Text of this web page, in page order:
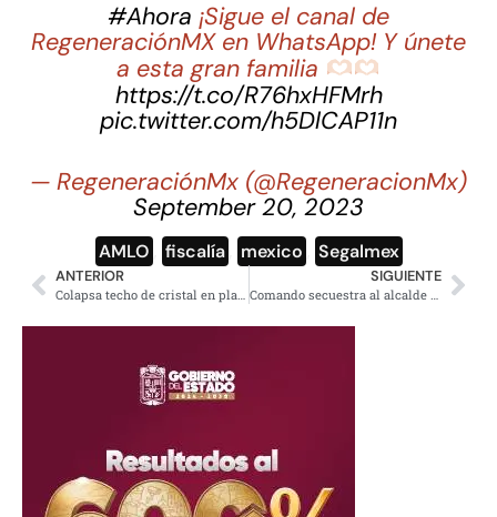
#Ahora ¡Sigue el canal de
RegeneraciónMX en WhatsApp! Y únete
a esta gran familia
https://t.co/R76hxHFMrh
pic.twitter.com/h5DlCAP11n
— RegeneraciónMx (@RegeneracionMx)
September 20, 2023
AMLO fiscalía mexico Segalmex
ANTERIOR
Colapsa techo de cristal en plaza comercial de San Pedro Garza García, Nuevo León
SIGUIENTE
Comando secuestra al alcalde electo de Frontera Comalapa, Chiapas